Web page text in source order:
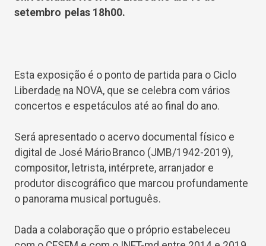
setembro pelas 18h00.
Esta exposição é o ponto de partida para o Ciclo
Liberdade na NOVA, que se celebra com vários
concertos e espetáculos até ao final do ano.
Será apresentado o acervo documental físico e
digital de José Mário Branco (JMB/1942-2019),
compositor, letrista, intérprete, arranjador e
produtor discográfico que marcou profundamente
o panorama musical português.
Dada a colaboração que o próprio estabeleceu